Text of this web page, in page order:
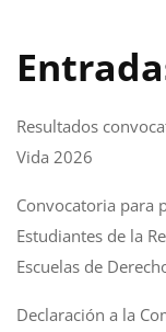
Resultados
Vida 2026
Convocatoria para
Estudiantes de la
Escuelas de
Declaración a la